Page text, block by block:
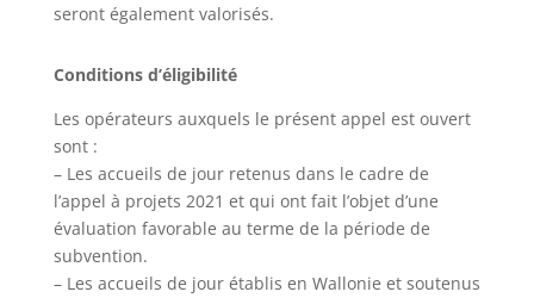
seront également valorisés.
Conditions d’éligibilité
Les opérateurs auxquels le présent appel est ouvert
sont :
– Les accueils de jour retenus dans le cadre de
l’appel à projets 2021 et qui ont fait l’objet d’une
évaluation favorable au terme de la période de
subvention.
– Les accueils de jour établis en Wallonie et soutenus